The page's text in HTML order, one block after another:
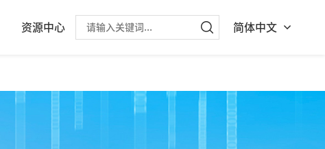
资源中心 简体中文